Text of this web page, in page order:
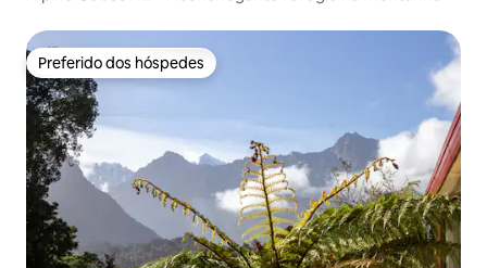
Preferido dos hóspedes
Preferido dos hóspedes